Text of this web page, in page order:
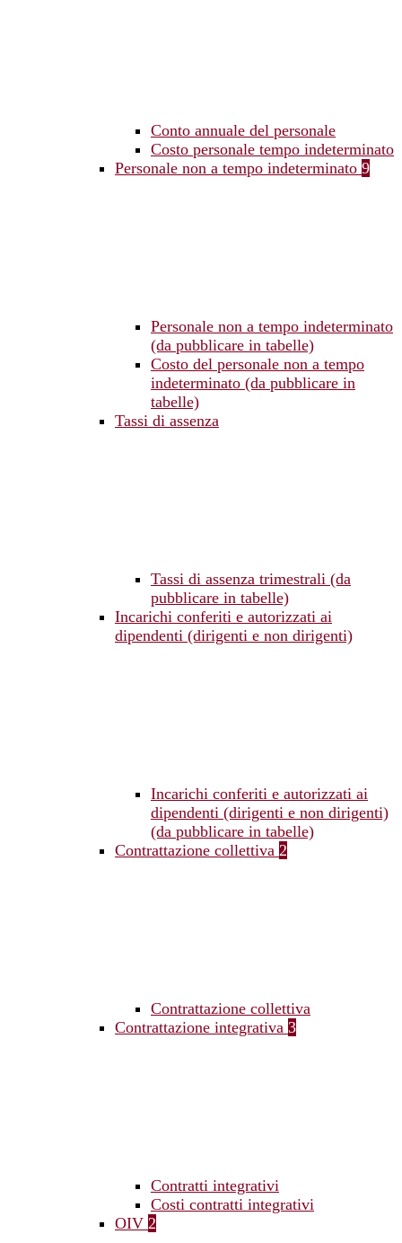
Conto annuale del personale
Costo personale tempo indeterminato
Personale non a tempo indeterminato 9
Personale non a tempo indeterminato
(da pubblicare in tabelle)
Costo del personale non a tempo
indeterminato (da pubblicare in
tabelle)
Tassi di assenza
Tassi di assenza trimestrali (da
pubblicare in tabelle)
Incarichi conferiti e autorizzati ai
dipendenti (dirigenti e non dirigenti)
Incarichi conferiti e autorizzati ai
dipendenti (dirigenti e non dirigenti)
(da pubblicare in tabelle)
Contrattazione collettiva 2
Contrattazione collettiva
Contrattazione integrativa 3
Contratti integrativi
Costi contratti integrativi
OIV 2